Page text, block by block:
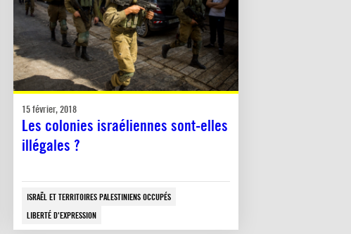
15 février, 2018
Les colonies israéliennes sont-elles
illégales ?
ISRAËL ET TERRITOIRES PALESTINIENS OCCUPÉS
LIBERTÉ D'EXPRESSION